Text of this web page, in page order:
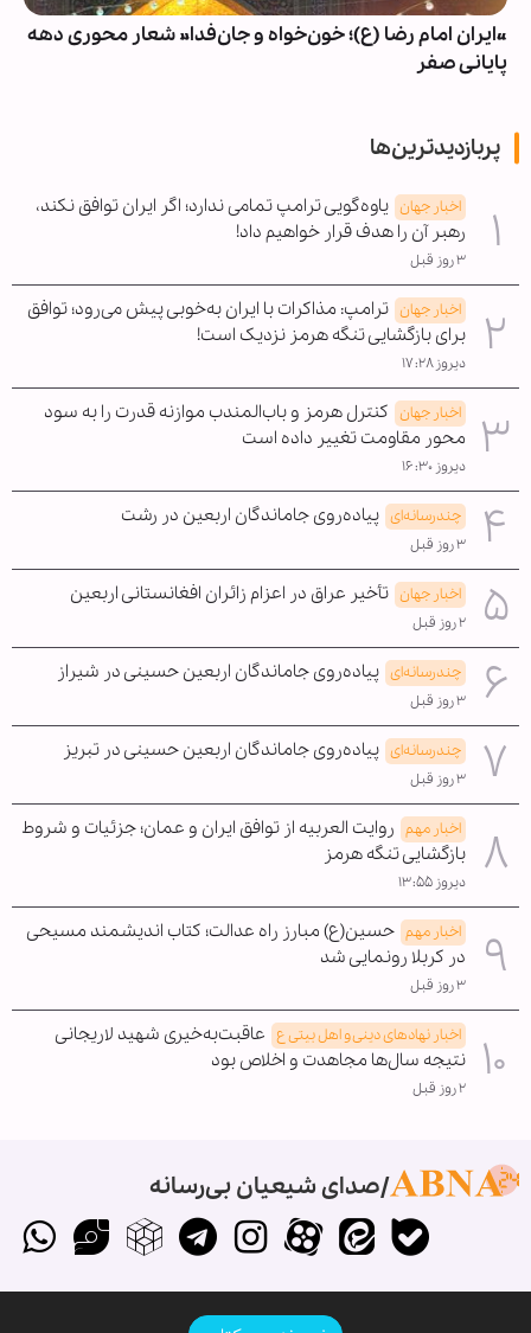
«ایران امام رضا (ع)؛ خون‌خواه و جان‌فدا» شعار محوری دهه
پایانی صفر
پربازدیدترین‌ها
اخبار جهان یاوه‌گویی ترامپ تمامی ندارد؛ اگر ایران توافق نکند،
رهبر آن را هدف قرار خواهیم داد!
۳ روز قبل
اخبار جهان ترامپ: مذاکرات با ایران به‌خوبی پیش می‌رود؛ توافق
برای بازگشایی تنگه هرمز نزدیک است!
دیروز ۱۷:۲۸
اخبار جهان کنترل هرمز و باب‌المندب موازنه قدرت را به سود
محور مقاومت تغییر داده است
دیروز ۱۶:۳۰
چندرسانه‌ای پیاده‌روی جاماندگان اربعین در رشت
۳ روز قبل
اخبار جهان تأخیر عراق در اعزام زائران افغانستانی اربعین
۲ روز قبل
چندرسانه‌ای پیاده‌روی جاماندگان اربعین حسینی در شیراز
۳ روز قبل
چندرسانه‌ای پیاده‌روی جاماندگان اربعین حسینی در تبریز
۳ روز قبل
اخبار مهم روایت العربیه از توافق ایران و عمان؛ جزئیات و شروط
بازگشایی تنگه هرمز
دیروز ۱۳:۵۵
اخبار مهم حسین(ع) مبارز راه عدالت؛ کتاب اندیشمند مسیحی
در کربلا رونمایی شد
۳ روز قبل
اخبار نهادهای دینی و اهل بیتی ع عاقبت‌به‌خیری شهید لاریجانی
نتیجه سال‌ها مجاهدت و اخلاص بود
۲ روز قبل
صدای شیعیان بی‌رسانه